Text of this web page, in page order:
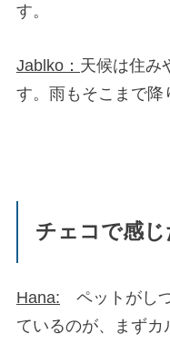
す。
Jablko： 天候は住み
す。雨もそこまで降
チェコで感
Hana: ペットがし
ているのが、まず